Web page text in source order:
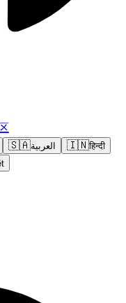
🇸🇦العربية 🇮🇳हिन्दी